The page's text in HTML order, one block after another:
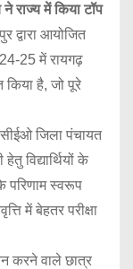
ने राज्य में किया टॉप
द्वारा आयोजित
25 में रायगढ़
किया है, जो पूरे
जिला पंचायत
विद्यार्थियों के
परिणाम स्वरूप
में बेहतर परीक्षा
करने वाले छात्र